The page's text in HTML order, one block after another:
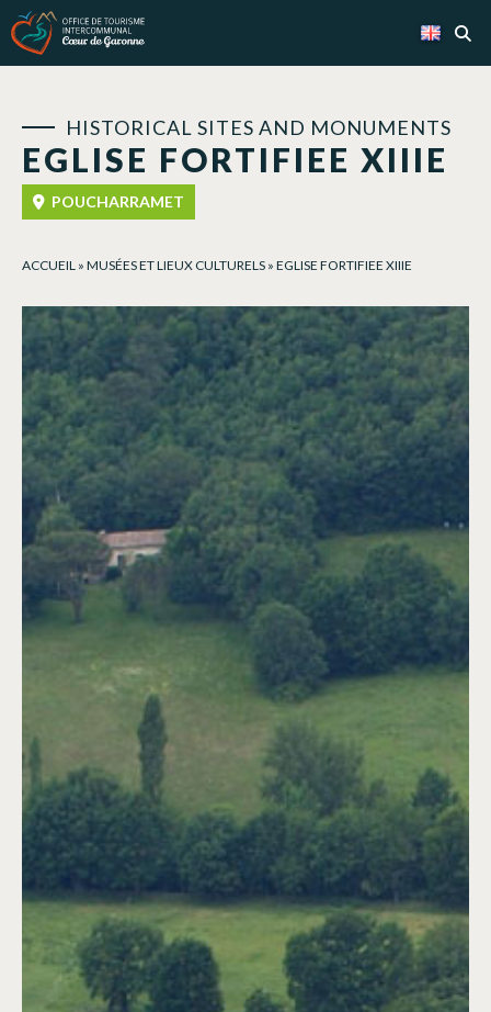
EGLISE FORTIFIEE XIIIE
HISTORICAL SITES AND MONUMENTS
POUCHARRAMET
ACCUEIL » MUSÉES ET LIEUX CULTURELS » EGLISE FORTIFIEE XIIIE
Cookies management panel